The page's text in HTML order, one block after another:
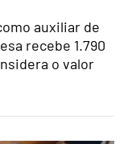
auxiliar de
recebe 1.790
o valor